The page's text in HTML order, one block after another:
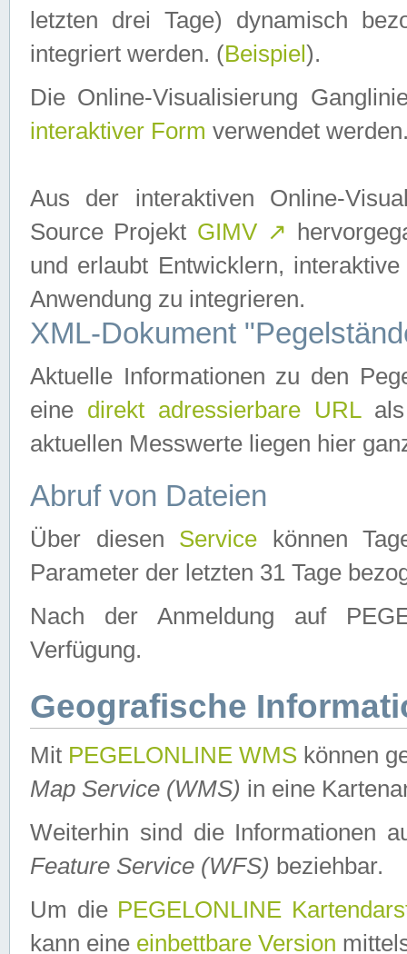
letzten drei Tage) dynamisch
integriert werden. (Beispiel ).
Die Online-Visualisierung
interaktiver Form verwendet
Aus der interaktiven Online-
Source Projekt GIMV ↗
und erlaubt Entwicklern,
Anwendung zu integrieren.
XML-Dokument
Aktuelle Informationen zu den
eine direkt adressierbare URLals
aktuellen Messwerte liegen hier
Abruf von Dateien
Über diesen Service können
Parameter der letzten 31 Tage
Nach der Anmeldung auf
Verfügung.
Geografische
Mit PEGELONLINE WMS können
Map Service (WMS) in eine
Weiterhin sind die Informationen
Feature Service (WFS) beziehbar.
Um die PEGELONLINE
kann eine einbettbare Version